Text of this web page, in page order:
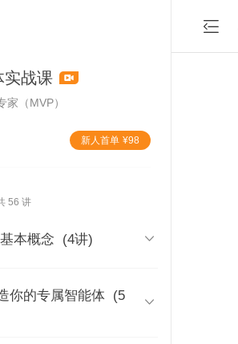
实战课
家（MVP）
新⼈⾸单 ¥98
56 讲
本概念 (4讲) 
发展阶段
你的专属智能体 (5

